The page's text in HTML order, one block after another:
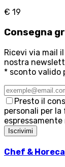
€ 19
Consegna
Ricevi via mail
nostra
* sconto valido
Presto il
personali per
Iscrivimi
Chef & Horeca